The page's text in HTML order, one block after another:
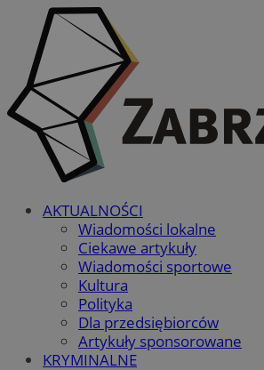
AKTUALNOŚCI
Wiadomości lokalne
Ciekawe artykuły
Wiadomości sportowe
Kultura
Polityka
Dla przedsiębiorców
Artykuły sponsorowane
KRYMINALNE